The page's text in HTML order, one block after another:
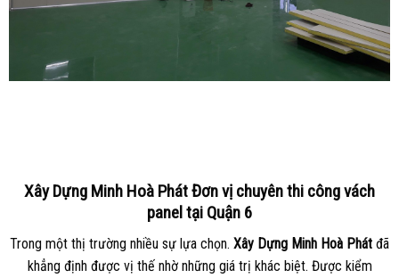
Xây Dựng Minh Hoà Phát Đơn vị chuyên thi công vách
panel tại Quận 6
Trong một thị trường nhiều sự lựa chọn. Xây Dựng Minh Hoà Phát đã
khẳng định được vị thế nhờ những giá trị khác biệt. Được kiểm